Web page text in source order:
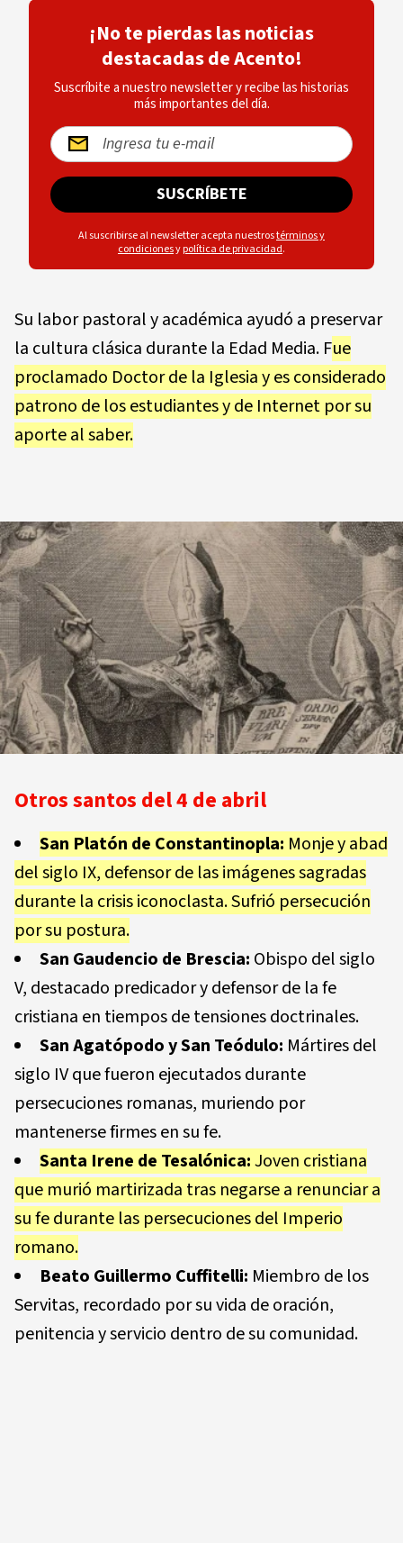
¡No te pierdas las noticias
destacadas de Acento!
Suscríbite a nuestro newsletter y recibe las historias
más importantes del día.
SUSCRÍBETE
Al suscribirse al newsletter acepta nuestrostérminos y
condicionesypolítica de privacidad.
Su labor pastoral y académica ayudó a preservar
la cultura clásica durante la Edad Media. Fue
proclamado Doctor de la Iglesia y es considerado
patrono de los estudiantes y de Internet por su
aporte al saber.
Otros santos del 4 de abril
San Platón de Constantinopla: Monje y abad
del siglo IX, defensor de las imágenes sagradas
durante la crisis iconoclasta. Sufrió persecución
por su postura.
San Gaudencio de Brescia: Obispo del siglo
V, destacado predicador y defensor de la fe
cristiana en tiempos de tensiones doctrinales.
San Agatópodo y San Teódulo: Mártires del
siglo IV que fueron ejecutados durante
persecuciones romanas, muriendo por
mantenerse firmes en su fe.
Santa Irene de Tesalónica:Joven cristiana
que murió martirizada tras negarse a renunciar a
su fe durante las persecuciones del Imperio
romano.
Beato Guillermo Cuffitelli: Miembro de los
Servitas, recordado por su vida de oración,
penitencia y servicio dentro de su comunidad.